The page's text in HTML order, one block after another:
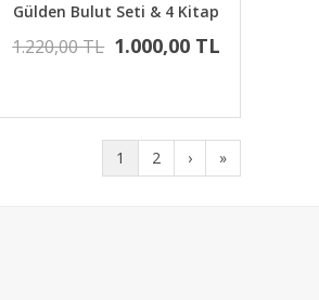
Gülden Bulut Seti & 4 Kitap
1.220,00 TL 1.000,00 TL
1 2 › »